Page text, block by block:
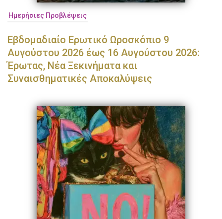
Ημερήσιες Προβλέψεις
Εβδομαδιαίο Ερωτικό Ωροσκόπιο 9
Αυγούστου 2026 έως 16 Αυγούστου 2026:
Έρωτας, Νέα Ξεκινήματα και
Συναισθηματικές Αποκαλύψεις